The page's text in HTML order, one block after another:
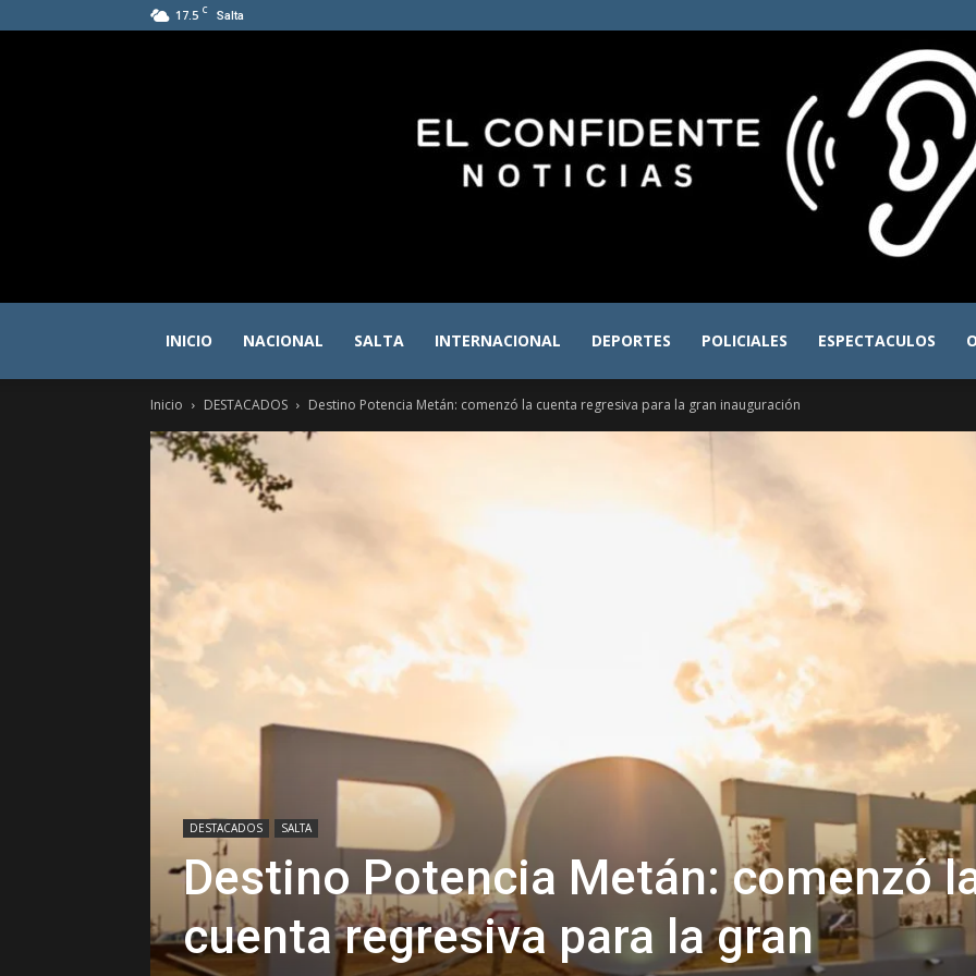
17.5 C Salta
INICIO NACIONAL SALTA INTERNACIONAL DEPORTES POLICIALES ESPECTACULOS
Inicio DESTACADOS Destino Potencia Metán: comenzó la cuenta regresiva para la gran inauguración
DESTACADOS SALTA
Destino Potencia Metán: comenzó
cuenta regresiva para la gran